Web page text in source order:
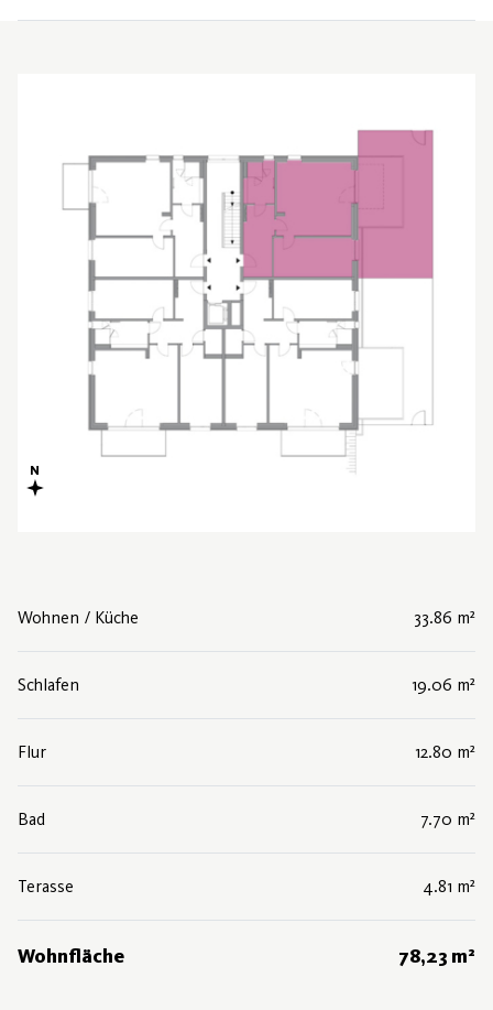
Wohnen / Küche 33.86 m²
Schlafen 19.06 m²
Flur 12.80 m²
Bad 7.70 m²
Terasse 4.81 m²
Wohnfläche 78,23 m²